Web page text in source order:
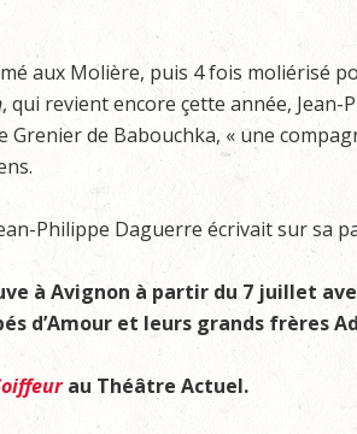
aux Molière, puis 4 fois moliérisé
, qui revient encore çette année, Jean-
de Babouchka, « une
Philippe Daguerre écrivait sur sa
à Avignon à partir du 7 juillet
d’Amour et leurs grands frères
au Théâtre Actuel.